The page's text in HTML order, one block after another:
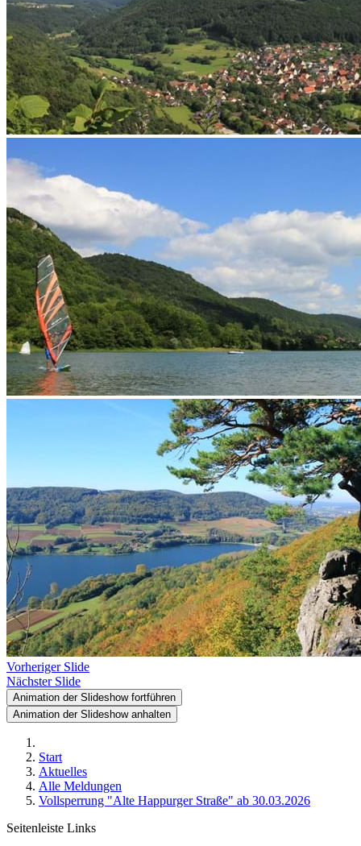
Vorheriger Slide
Nächster Slide
Animation der Slideshow fortführen
Animation der Slideshow anhalten
Start
Aktuelles
Alle Meldungen
Vollsperrung "Alte Happurger Straße" ab 30.03.2026
Seitenleiste Links